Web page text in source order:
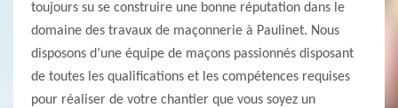
toujours su se construire une bonne réputation dans le
domaine des travaux de maçonnerie à Paulinet. Nous
disposons d’une équipe de maçons passionnés disposant
de toutes les qualifications et les compétences requises
pour réaliser de votre chantier que vous soyez un